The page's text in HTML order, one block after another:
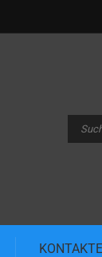
KONTAKTE